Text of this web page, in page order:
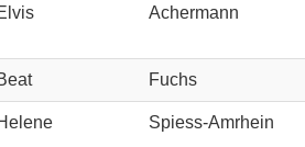
Achermann
Fuchs
Spiess-Amrhein